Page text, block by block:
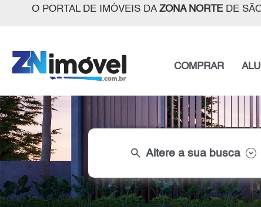
O PORTAL DE IMÓVEIS DA ZONA NORTEDE
COMPRAR
search Altere a sua busca